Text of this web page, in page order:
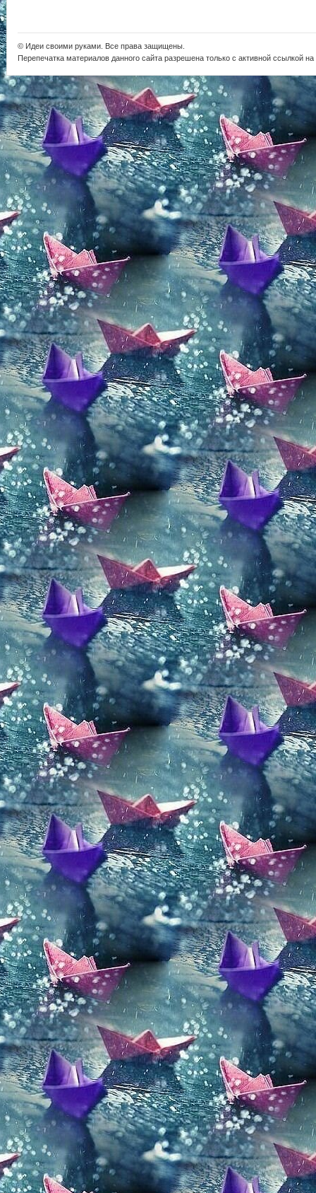
© Идеи своими руками. Все права защищены.
Перепечатка материалов данного сайта разрешена только с активной ссылкой